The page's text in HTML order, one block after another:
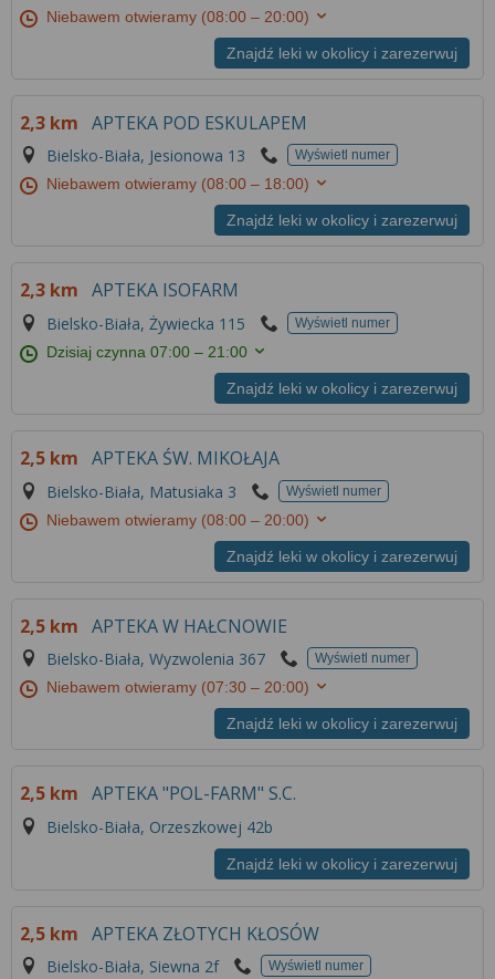
Niebawem otwieramy (08:00 – 20:00)
Znajdź leki w okolicy i zarezerwuj
2,3 km APTEKA POD ESKULAPEM
Bielsko-Biała, Jesionowa 13 Wyświetl numer
Niebawem otwieramy (08:00 – 18:00)
Znajdź leki w okolicy i zarezerwuj
2,3 km APTEKA ISOFARM
Bielsko-Biała, Żywiecka 115 Wyświetl numer
Dzisiaj czynna07:00 – 21:00
Znajdź leki w okolicy i zarezerwuj
2,5 km APTEKA ŚW. MIKOŁAJA
Bielsko-Biała, Matusiaka 3 Wyświetl numer
Niebawem otwieramy (08:00 – 20:00)
Znajdź leki w okolicy i zarezerwuj
2,5 km APTEKA W HAŁCNOWIE
Bielsko-Biała, Wyzwolenia 367 Wyświetl numer
Niebawem otwieramy (07:30 – 20:00)
Znajdź leki w okolicy i zarezerwuj
2,5 km APTEKA "POL-FARM" S.C.
Bielsko-Biała, Orzeszkowej 42b
Znajdź leki w okolicy i zarezerwuj
2,5 km APTEKA ZŁOTYCH KŁOSÓW
Bielsko-Biała, Siewna 2f Wyświetl numer